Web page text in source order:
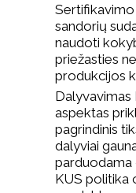
sandorių
naudoti
priežasties
produkcijos
Dalyvavimas
aspektas
pagrindinis
dalyviai
parduodama
KUS politika